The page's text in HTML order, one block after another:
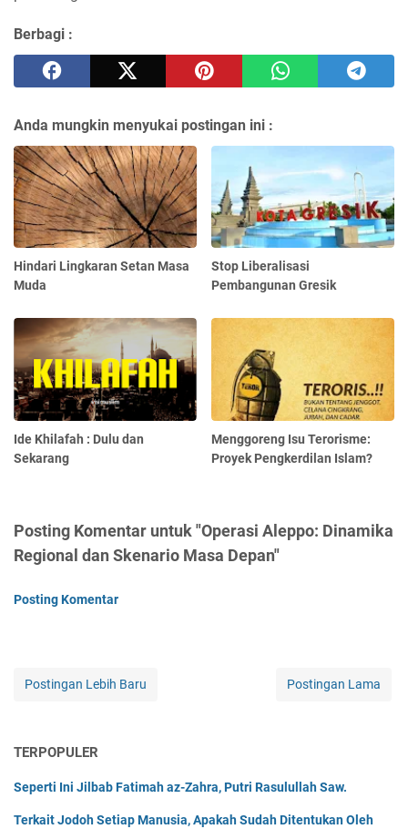
Berbagi :
Anda mungkin menyukai postingan ini :
Hindari Lingkaran Setan Masa
Muda
Stop Liberalisasi
Pembangunan Gresik
Ide Khilafah : Dulu dan
Sekarang
Menggoreng Isu Terorisme:
Proyek Pengkerdilan Islam?
Posting Komentar untuk "Operasi Aleppo: Dinamika
Regional dan Skenario Masa Depan"
Posting Komentar
Postingan Lebih Baru Postingan Lama
TERPOPULER
Seperti Ini Jilbab Fatimah az-Zahra, Putri Rasulullah Saw.
Terkait Jodoh Setiap Manusia, Apakah Sudah Ditentukan Oleh